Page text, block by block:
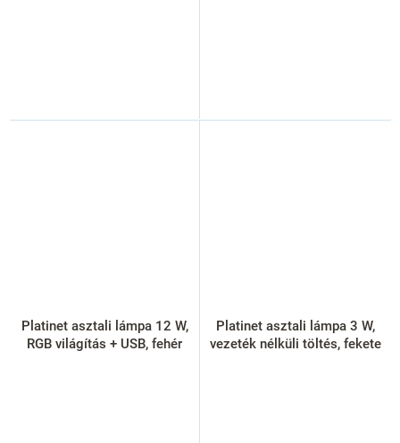
Platinet asztali lámpa 12 W,
RGB világítás + USB, fehér
Platinet asztali lámpa 3 W,
vezeték nélküli töltés, fekete